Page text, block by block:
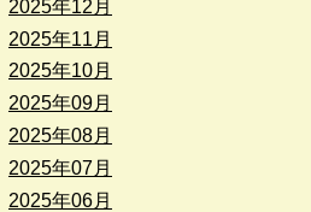
2025年12月
2025年11月
2025年10月
2025年09月
2025年08月
2025年07月
2025年06月